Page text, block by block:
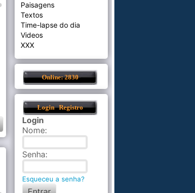
Paisagens
Textos
Time-lapse do dia
Videos
XXX
Online: 2830
Login Registro
Login
Nome:
Senha:
Esqueceu a senha?